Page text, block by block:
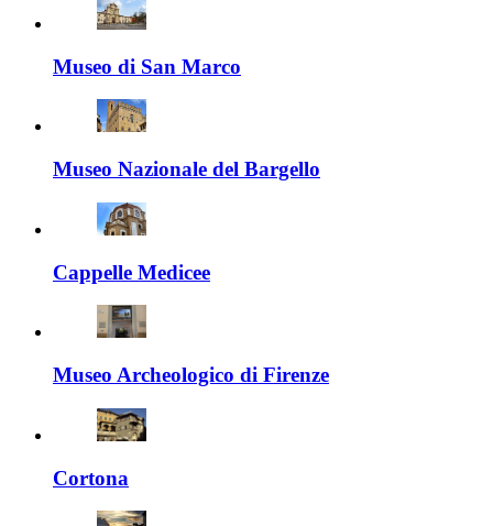
Museo di San Marco
Museo Nazionale del Bargello
Cappelle Medicee
Museo Archeologico di Firenze
Cortona